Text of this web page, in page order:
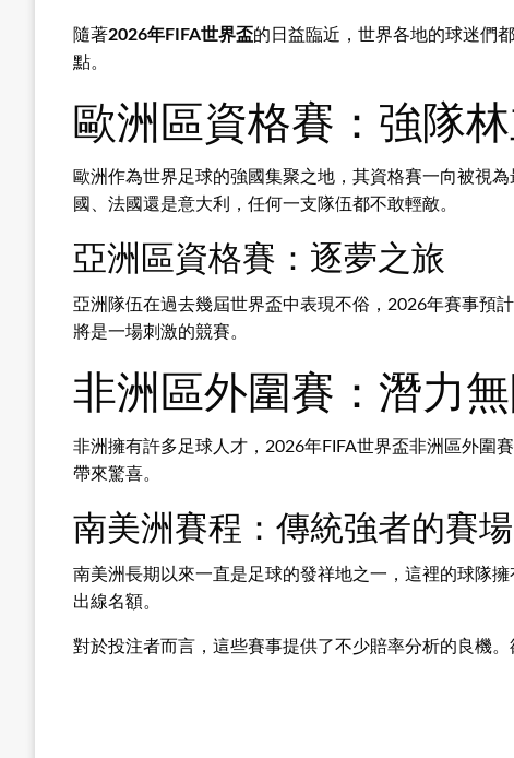
隨著2026年FIFA世界盃的日益臨近，世界各地的球迷們
點。
歐洲區資格賽：強隊
歐洲作為世界足球的強國集聚之地，其資格賽一向被視
國、法國還是意大利，任何一支隊伍都不敢輕敵。
亞洲區資格賽：逐夢之旅
亞洲隊伍在過去幾屆世界盃中表現不俗，2026年賽事預
將是一場刺激的競賽。
非洲區外圍賽：潛力
非洲擁有許多足球人才，2026年FIFA世界盃非洲區外圍
帶來驚喜。
南美洲賽程：傳統強者的賽場
南美洲長期以來一直是足球的發祥地之一，這裡的球隊
出線名額。
對於投注者而言，這些賽事提供了不少賠率分析的良機